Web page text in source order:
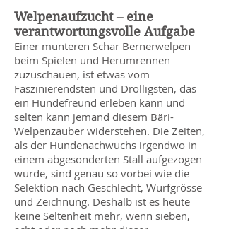
Welpenaufzucht – eine
verantwortungsvolle Aufgabe
Einer munteren Schar Bernerwelpen
beim Spielen und Herumrennen
zuzuschauen, ist etwas vom
Faszinierendsten und Drolligsten, das
ein Hundefreund erleben kann und
selten kann jemand diesem Bäri-
Welpenzauber widerstehen. Die Zeiten,
als der Hundenachwuchs irgendwo in
einem abgesonderten Stall aufgezogen
wurde, sind genau so vorbei wie die
Selektion nach Geschlecht, Wurfgrösse
und Zeichnung. Deshalb ist es heute
keine Seltenheit mehr, wenn sieben,